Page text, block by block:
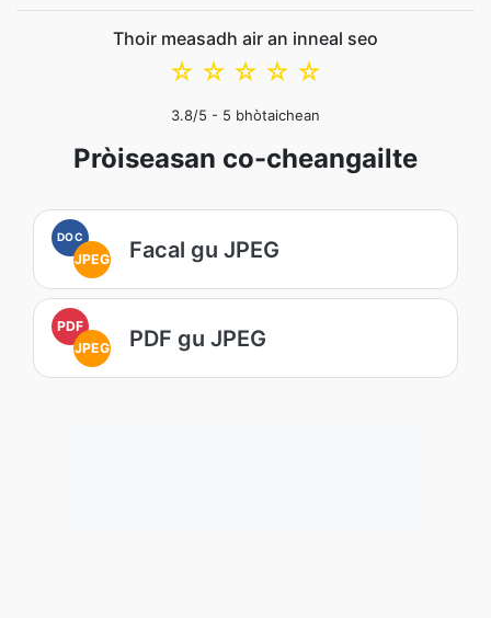
Thoir measadh air an inneal seo
☆
☆
☆
☆
☆
3.8/5 - 5 bhòtaichean
Pròiseasan co-cheangailte
DOC
JPEG Facal gu JPEG
PDF
JPEG
PDF gu JPEG